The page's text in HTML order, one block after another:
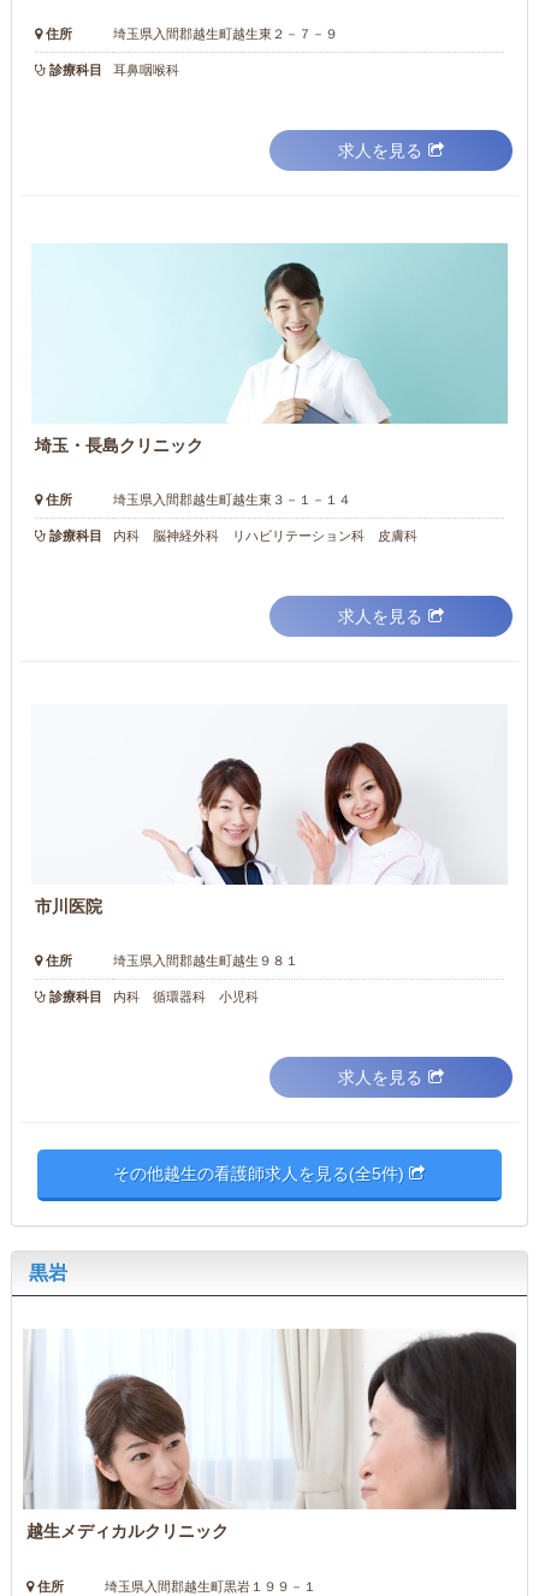
住所 埼玉県入間郡越生町越生東２－７－９
診療科目 耳鼻咽喉科
求人を見る
埼玉・長島クリニック
住所 埼玉県入間郡越生町越生東３－１－１４
診療科目 内科 脳神経外科 リハビリテーション科 皮膚科
求人を見る
市川医院
住所 埼玉県入間郡越生町越生９８１
診療科目 内科 循環器科 小児科
求人を見る
その他越生の看護師求人を見る(全5件)
黒岩
越生メディカルクリニック
住所 埼玉県入間郡越生町黒岩１９９－１